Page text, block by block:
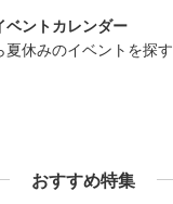
ベントカレンダー
夏休みのイベントを探す
おすすめ特集